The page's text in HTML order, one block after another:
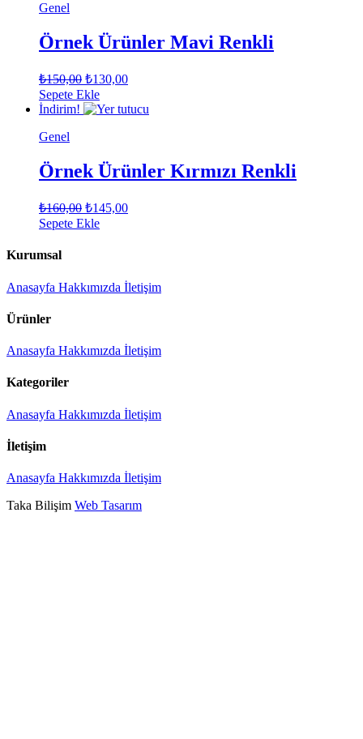
Genel
Örnek Ürünler Mavi Renkli
₺150,00 Orijinal
fiyat:
₺150,00.
₺130,00Şu
fiyat:
Sepete Ekle
İndirim!
Genel
Örnek Ürünler Kırmızı Renkli
₺160,00 Orijinal
fiyat:
₺145,00Şu
Sepete Ekle
Kurumsal
Anasayfa Hakkımızda İletişim
Ürünler
Anasayfa Hakkımızda İletişim
Kategoriler
Anasayfa Hakkımızda İletişim
İletişim
Anasayfa Hakkımızda İletişim
Taka Bilişim Web Tasarım